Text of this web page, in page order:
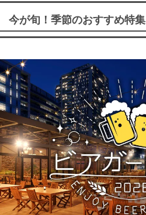
今が旬！季節のおすすめ特集